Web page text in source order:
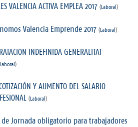
VALENCIA ACTIVA EMPLEA 2017 (Laboral)
Valencia Emprende 2017 (Laboral)
INDEFINIDA GENERALITAT
Laboral)
Y AUMENTO DEL SALARIO
(Laboral)
Jornada obligatorio para trabajadores